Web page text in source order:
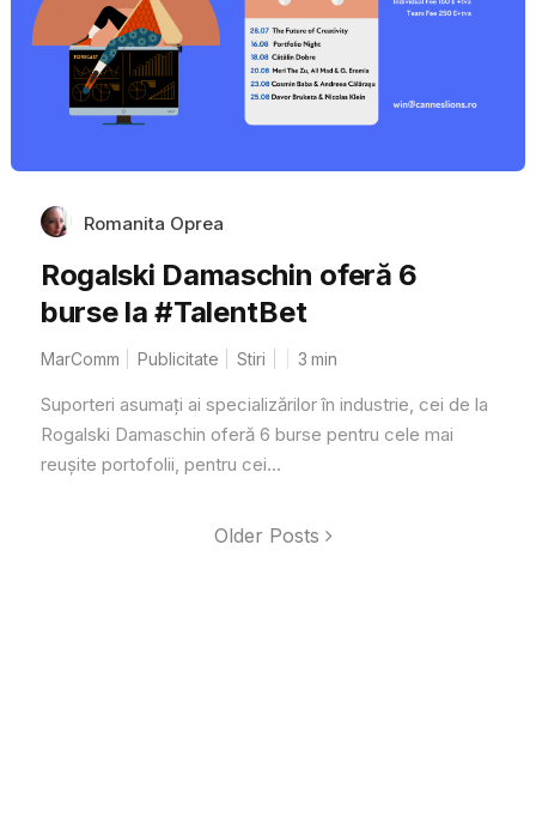
Romanita Oprea
Rogalski Damaschin oferă 6
burse la #TalentBet
MarComm Publicitate Stiri 3 min
Suporteri asumați ai specializărilor în industrie, cei de la
Rogalski Damaschin oferă 6 burse pentru cele mai
reușite portofolii, pentru cei...
Older Posts